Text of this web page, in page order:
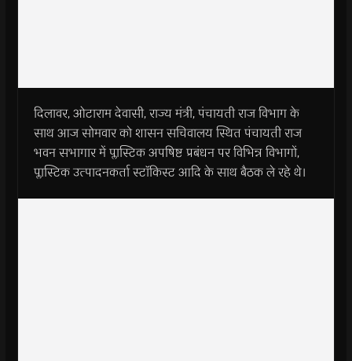
दिलावर, ओटाराम देवासी, राज्य मंत्री, पंचायती राज विभाग के
साथ आज सोमवार को शासन सचिवालय स्थित पंचायती राज
भवन सभागार में प्लास्टिक अपषिष्ट प्रबंधन पर विभिन्न विभागों,
प्लास्टिक उत्पादनकर्ता स्टाॅकिस्ट आदि के साथ बैठक ले रहे थे।